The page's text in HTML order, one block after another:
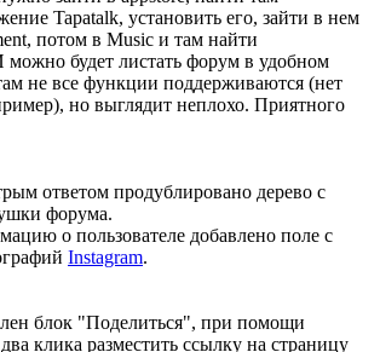
Tapatalk, установить его, зайти в нем
потом в Music и там найти
можно будет листать форум в удобном
не все функции поддерживаются (нет
но выглядит неплохо. Приятного
ответом продублировано дерево с
форума.
о пользователе добавлено поле с
Instagram.
блок "Поделиться", при помощи
клика разместить ссылку на страницу